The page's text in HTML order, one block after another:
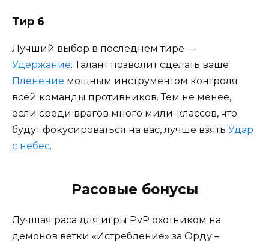
Тир 6
Лучший выбор в последнем тире —
Удержание. Талант позволит сделать ваше
Пленение мощным инструментом контроля
всей команды противников. Тем не менее,
если среди врагов много мили-классов, что
будут фокусироваться на вас, лучше взять Удар
с небес.
Расовые бонусы
Лучшая раса для игры PvP охотником на
демонов ветки «Истребление» за Орду –